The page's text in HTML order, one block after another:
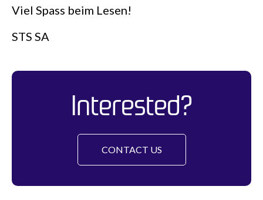
Viel Spass beim Lesen!
STS SA
Interested?
CONTACT US